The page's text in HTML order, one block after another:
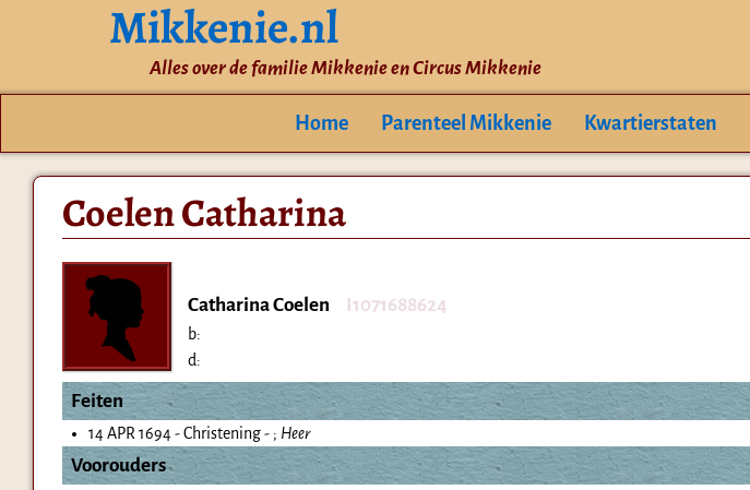
Mikkenie.nl
Alles over de familie Mikkenie en Circus Mikkenie
Home Parenteel Mikkenie Kwartierstaten
Coelen Catharina
Catharina Coelen I1071688624
b:
d:
Feiten
14 APR 1694 - Christening - ; Heer
Voorouders